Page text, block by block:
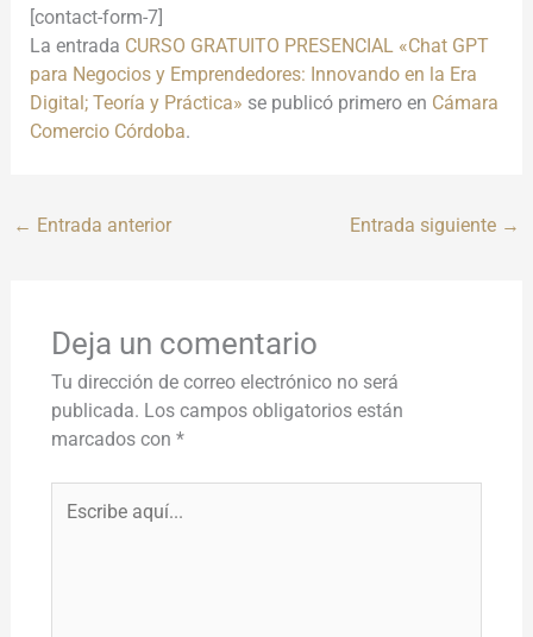
[contact-form-7]
La entrada CURSO GRATUITO PRESENCIAL «Chat GPT
para Negocios y Emprendedores: Innovando en la Era
Digital; Teoría y Práctica» se publicó primero en Cámara
Comercio Córdoba.
← Entrada anterior Entrada siguiente →
Deja un comentario
Tu dirección de correo electrónico no será
publicada. Los campos obligatorios están
marcados con *
aquí...